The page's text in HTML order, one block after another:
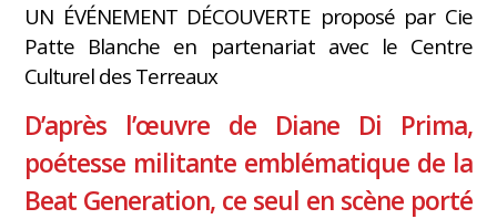
UN ÉVÉNEMENT DÉCOUVERTE proposé par Cie
Patte Blanche en partenariat avec le Centre
Culturel des Terreaux
D’après l’œuvre de Diane Di Prima,
poétesse militante emblématique de la
Beat Generation, ce seul en scène porté